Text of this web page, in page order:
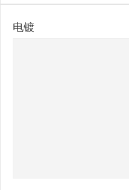
电镀